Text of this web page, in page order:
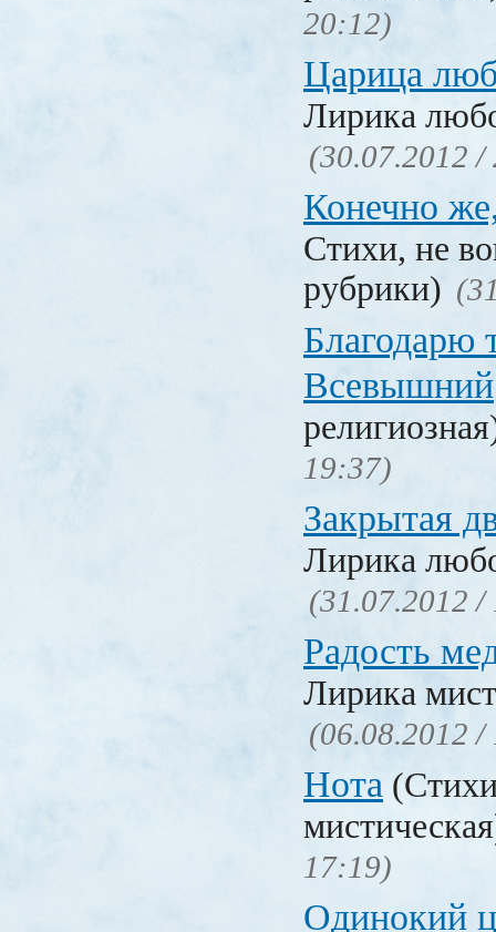
20:12)
Царица
Лирика
(30.07.2012 /
Конечно
Стихи, не
рубрики)
Благодарю
Всевышний
19:37)
Закрытая
Лирика
(31.07.2012 /
Радость
Лирика
(06.08.2012 /
Нота
17:19)
Одинокий